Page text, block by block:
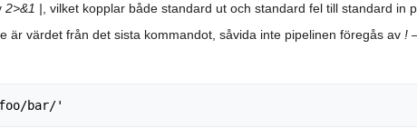
2>&1 | , vilket kopplar både standard ut och standard fel till standard in
är värdet från det sista kommandot, såvida inte pipelinen föregås av !
bar/'